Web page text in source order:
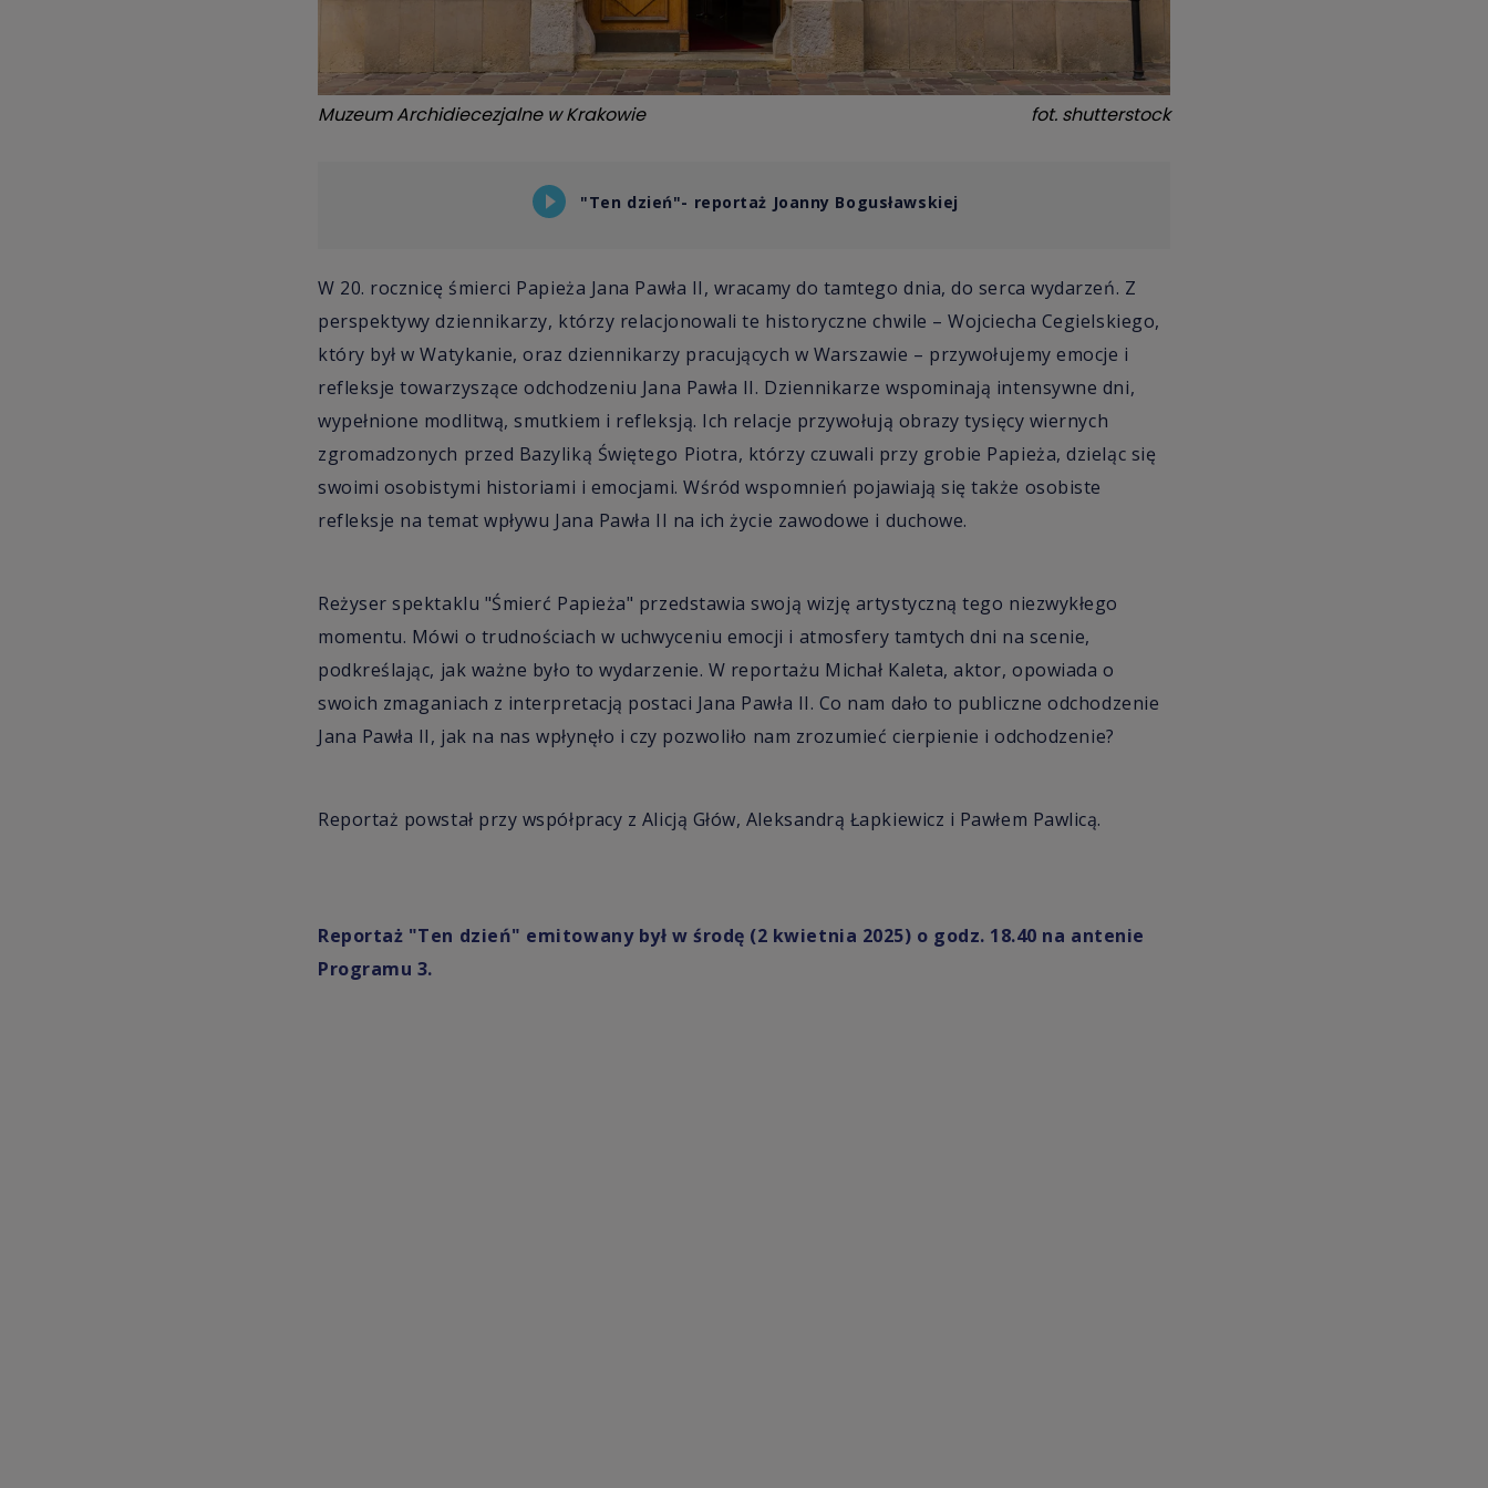
Muzeum Archidiecezjalne w Krakowie fot. shutterstock
"Ten dzień"- reportaż Joanny Bogusławskiej
W 20. rocznicę śmierci Papieża Jana Pawła II, wracamy do tamtego dnia, do serca wydarzeń. Z
perspektywy dziennikarzy, którzy relacjonowali te historyczne chwile – Wojciecha Cegielskiego,
który był w Watykanie, oraz dziennikarzy pracujących w Warszawie – przywołujemy emocje i
refleksje towarzyszące odchodzeniu Jana Pawła II. Dziennikarze wspominają intensywne dni,
wypełnione modlitwą, smutkiem i refleksją. Ich relacje przywołują obrazy tysięcy wiernych
zgromadzonych przed Bazyliką Świętego Piotra, którzy czuwali przy grobie Papieża, dzieląc się
swoimi osobistymi historiami i emocjami. Wśród wspomnień pojawiają się także osobiste
refleksje na temat wpływu Jana Pawła II na ich życie zawodowe i duchowe.
Reżyser spektaklu "Śmierć Papieża" przedstawia swoją wizję artystyczną tego niezwykłego
momentu. Mówi o trudnościach w uchwyceniu emocji i atmosfery tamtych dni na scenie,
podkreślając, jak ważne było to wydarzenie. W reportażu Michał Kaleta, aktor, opowiada o
swoich zmaganiach z interpretacją postaci Jana Pawła II. Co nam dało to publiczne odchodzenie
Jana Pawła II, jak na nas wpłynęło i czy pozwoliło nam zrozumieć cierpienie i odchodzenie?
Reportaż powstał przy współpracy z Alicją Głów, Aleksandrą Łapkiewicz i Pawłem Pawlicą.
Reportaż "Ten dzień" emitowany był w środę (2 kwietnia 2025) o godz. 18.40 na antenie
Programu 3.